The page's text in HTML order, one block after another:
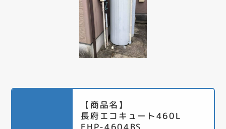
【商品名】
長府エコキュート460L
EHP-4604BS